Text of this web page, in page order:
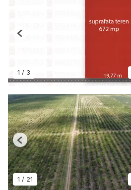
1 / 3
Previous
1 / 21
Previous